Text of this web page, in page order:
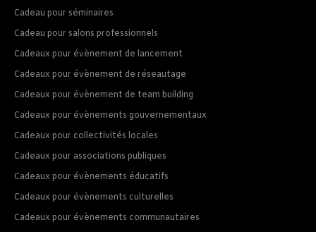
Cadeau pour séminaires
Cadeau pour salons professionnels
Cadeaux pour évènement de lancement
Cadeaux pour évènement de réseautage
Cadeaux pour évènement de team building
Cadeaux pour évènements gouvernementaux
Cadeaux pour collectivités locales
Cadeaux pour associations publiques
Cadeaux pour évènements éducatifs
Cadeaux pour évènements culturelles
Cadeaux pour évènements communautaires